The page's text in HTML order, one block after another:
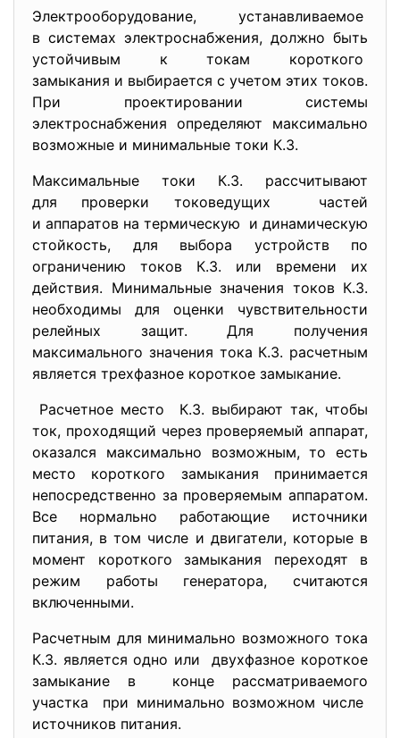
Электрооборудование, устанавливаемое
в системах электроснабжения, должно быть
устойчивым к токам короткого
замыкания и выбирается с учетом этих токов.
При проектировании системы
электроснабжения определяют максимально
возможные и минимальные токи К.З.
Максимальные токи К.З. рассчитывают
для проверки токоведущих частей
и аппаратов на термическую и динамическую
стойкость, для выбора устройств по
ограничению токов К.З. или времени их
действия. Минимальные значения токов К.З.
необходимы для оценки чувствительности
релейных защит. Для получения
максимального значения тока К.З. расчетным
является трехфазное короткое замыкание.
Расчетное место К.З. выбирают так, чтобы
ток, проходящий через проверяемый аппарат,
оказался максимально возможным, то есть
место короткого замыкания принимается
непосредственно за проверяемым аппаратом.
Все нормально работающие источники
питания, в том числе и двигатели, которые в
момент короткого замыкания переходят в
режим работы генератора, считаются
включенными.
Расчетным для минимально возможного тока
К.З. является одно или двухфазное короткое
замыкание в конце рассматриваемого
участка при минимально возможном числе
источников питания.